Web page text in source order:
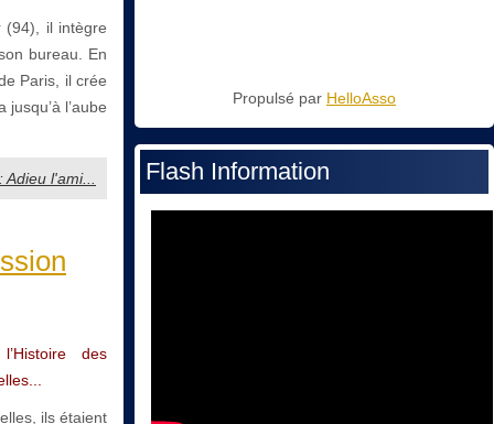
(94), il intègre
bureau. En
Paris, il crée
l’aube
l'ami...
des
ils étaient
Propulsé par HelloAsso
Flash Information